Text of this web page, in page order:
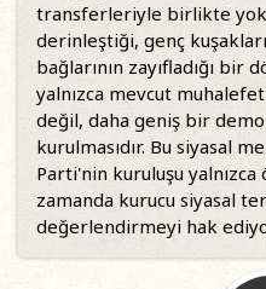
transferleriyle birlikte
derinleştiği, genç
bağlarının zayıfladığı
yalnızca mevcut
değil, daha geniş bir
kurulmasıdır. Bu siyasal
Parti'nin kuruluşu yalnızca
zamanda kurucu siyasal
değerlendirmeyi hak